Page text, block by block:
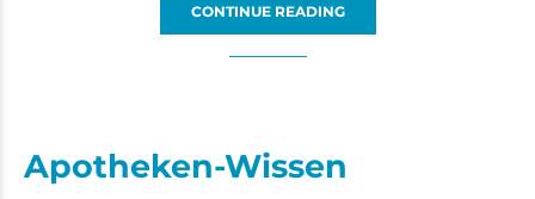
CONTINUE READING
Apotheken-Wissen